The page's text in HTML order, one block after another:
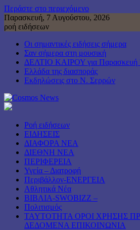
Περάστε στο περιεχόμενο
Παρασκευή, 7 Αυγούστου, 2026
ροή ειδήσεων
Οι σημαντικές ειδήσεις σήμερα
Σαν σήμερα στη μουσική
ΔΕΛΤΙΟ ΚΑΙΡΟΥ για Παρασκευή
Ελλάδα της διασποράς
Εκδηλώσεις στο Ν. Σερρών
Ροή ειδήσεων
ΕΙΔΗΣΕΙΣ
ΔΙΑΦΟΡΑ ΝΕΑ
ΔΙΕΘΝΗ ΝΕΑ
ΠΕΡΙΦΕΡΕΙΑ
Υγεία – Διατροφή
Περιβάλλον-ΕΝΕΡΓΕΙΑ
Αθλητικά Νέα
ΒΙΒΛΙΑ-SWOBIZZ –
Πολιτισμός
TAYTOTHTA ΟΡΟΙ ΧΡΗΣΗΣ
ΔΕΔΟΜΕΝΑ ΕΠΙΚΟΙΝΩΝΙΑ